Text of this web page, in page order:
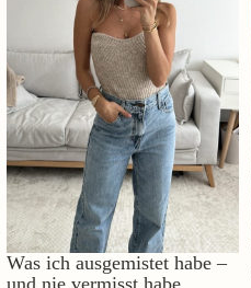
Was ich ausgemistet habe –